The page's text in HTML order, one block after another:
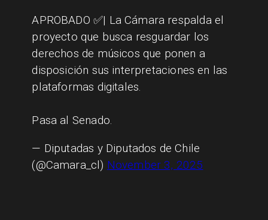
APROBADO ✅| La Cámara respalda el
proyecto que busca resguardar los
derechos de músicos que ponen a
disposición sus interpretaciones en las
plataformas digitales.
Pasa al Senado.
— Diputadas y Diputados de Chile
(@Camara_cl) November 3, 2025